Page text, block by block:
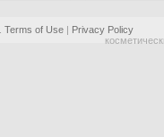
Terms of Use| Privacy Policy